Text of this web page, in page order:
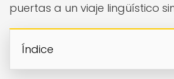
puertas a un viaje lingüístico
Índice